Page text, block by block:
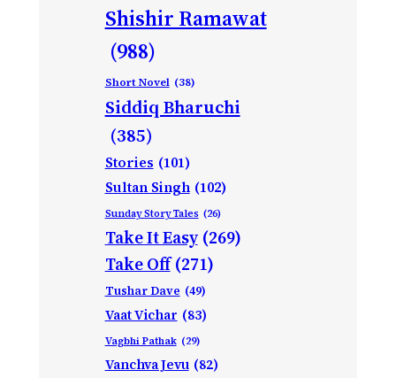
Shishir Ramawat
(988)
Short Novel (38)
Siddiq Bharuchi
(385)
Stories (101)
Sultan Singh (102)
Sunday Story Tales (26)
Take It Easy (269)
Take Off (271)
Tushar Dave (49)
Vaat Vichar (83)
Vagbhi Pathak (29)
Vanchva Jevu (82)